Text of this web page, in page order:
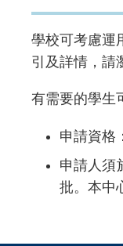
學校可考慮運
引及詳情，請
有需要的學生
申請資格
申請人須
批。本中